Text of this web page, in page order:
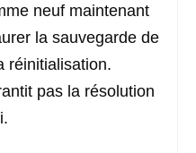
neuf maintenant
la sauvegarde de
réinitialisation.
pas la résolution